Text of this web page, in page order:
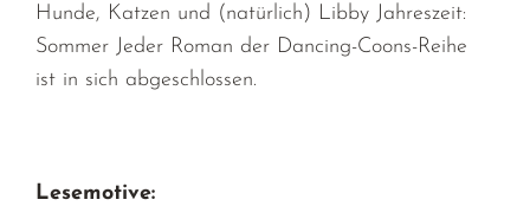
Hunde, Katzen und (natürlich) Libby Jahreszeit:
Sommer Jeder Roman der Dancing-Coons-Reihe
ist in sich abgeschlossen.
Lesemotive: